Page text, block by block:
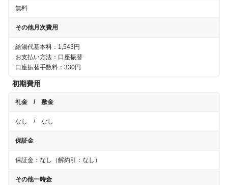
無料
その他月次費用
給湯代基本料：1,543円
お支払い方法：口座振替
口座振替手数料：330円
初期費用
礼金 / 敷金
なし / なし
保証金
保証金： なし （解約引： なし ）
その他一時金